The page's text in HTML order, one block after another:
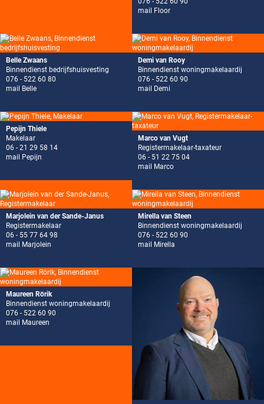
mail Floor
Belle Zwaans
Binnendienst bedrijfshuisvesting
076 - 522 60 80
mail Belle
Demi van Rooy
Binnendienst woningmakelaardij
076 - 522 60 90
mail Demi
Pepijn Thiele
Makelaar
06 - 21 29 58 14
mail Pepijn
Marco van Vugt
Registermakelaar-taxateur
06 - 51 22 75 04
mail Marco
Marjolein van der Sande-Janus
Registermakelaar
06 - 55 77 64 98
mail Marjolein
Mirella van Steen
Binnendienst woningmakelaardij
076 - 522 60 90
mail Mirella
Maureen Rörik
Binnendienst woningmakelaardij
076 - 522 60 90
mail Maureen